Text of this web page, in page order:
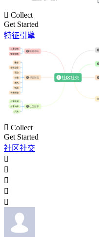
 Collect
Get Started
特征引擎
 Collect
Get Started
社区社交




